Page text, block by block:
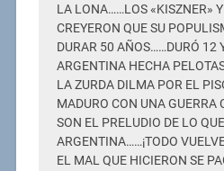
LA LONA……LOS «KISZNER» Y
CREYERON QUE SU
DURAR 50 AÑOS……DURÓ 12
ARGENTINA HECHA
LA ZURDA DILMA POR EL
MADURO CON UNA GUERRA
SON EL PRELUDIO DE LO
ARGENTINA……¡TODO
EL MAL QUE HICIERON SE